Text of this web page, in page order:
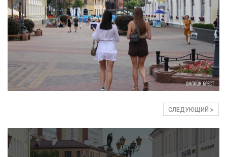
СЛЕДУЮЩИЙ